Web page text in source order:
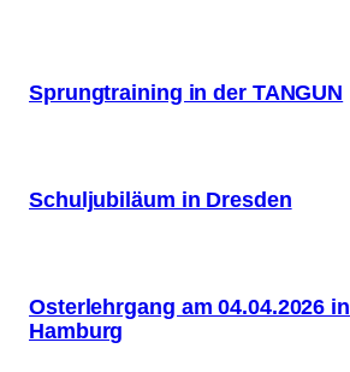
Sprungtraining in der TANGUN
Schuljubiläum in Dresden
Osterlehrgang am 04.04.2026 in
Hamburg